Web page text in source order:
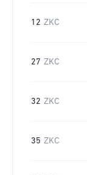
12 ZKC
27 ZKC
32 ZKC
35 ZKC